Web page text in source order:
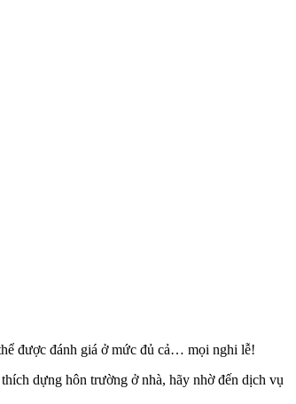
được đánh giá ở mức đủ cả… mọi nghi lễ!
dựng hôn trường ở nhà, hãy nhờ đến dịch vụ